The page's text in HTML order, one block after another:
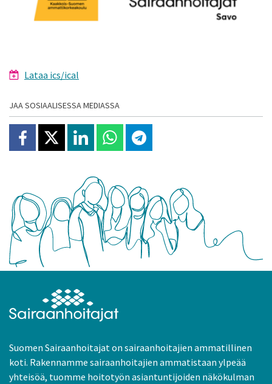
Lataa ics/ical
JAA SOSIAALISESSA MEDIASSA
Jaa Facebookissa
Jaa X:ssäJaa Linkedinissä
Jaa Whatsappissa
Jaa Telegramissa
Suomen Sairaanhoitajat on sairaanhoitajien ammatillinen
koti. Rakennamme sairaanhoitajien ammatistaan ylpeää
yhteisöä, tuomme hoitotyön asiantuntijoiden näkökulman